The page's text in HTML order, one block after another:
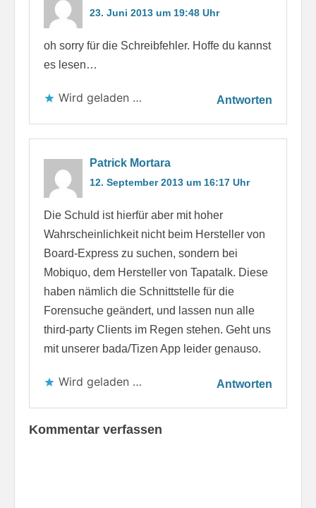
23. Juni 2013 um 19:48 Uhr
oh sorry für die Schreibfehler. Hoffe du kannst
es lesen…
Wird geladen … Antworten
Patrick Mortara
12. September 2013 um 16:17 Uhr
Die Schuld ist hierfür aber mit hoher
Wahrscheinlichkeit nicht beim Hersteller von
Board-Express zu suchen, sondern bei
Mobiquo, dem Hersteller von Tapatalk. Diese
haben nämlich die Schnittstelle für die
Forensuche geändert, und lassen nun alle
third-party Clients im Regen stehen. Geht uns
mit unserer bada/Tizen App leider genauso.
Wird geladen … Antworten
Kommentar verfassen